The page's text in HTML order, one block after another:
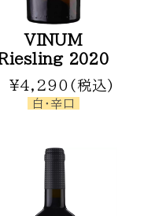
VINUM
Riesling 2020
¥4,290(税込)
白・辛口